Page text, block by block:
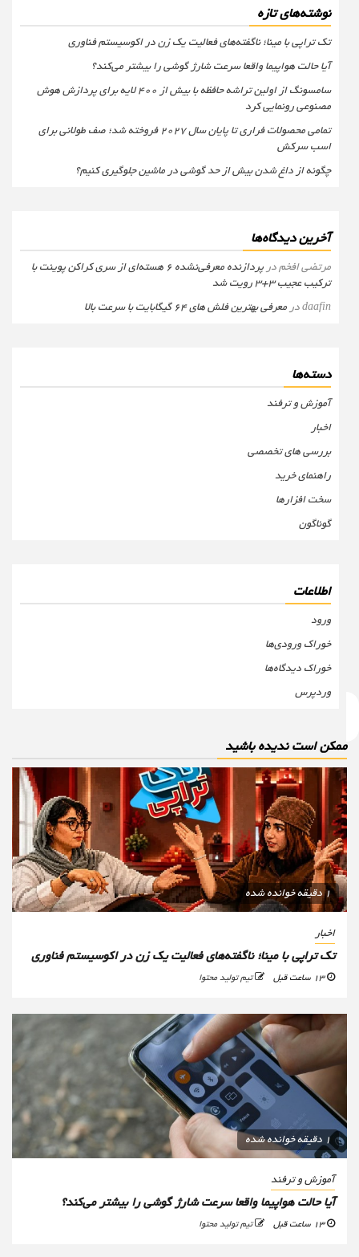
نوشته‌های تازه
تک تراپی با مینا؛ ناگفته‌های فعالیت یک زن در اکوسیستم فناوری
آیا حالت هواپیما واقعا سرعت شارژ گوشی را بیشتر می‌کند؟
سامسونگ از اولین تراشه حافظه با بیش از ۴۰۰ لایه برای پردازش هوش
مصنوعی رونمایی کرد
تمامی محصولات فراری تا پایان سال ۲۰۲۷ فروخته شد؛ صف طولانی برای
اسب سرکش
چگونه از داغ شدن بیش از حد گوشی در ماشین جلوگیری کنیم؟
آخرین دیدگاه‌ها
مرتضی افخمدر
پردازنده معرفی‌نشده 6 هسته‌ای از سری کراکن پوینت با
ترکیب عجیب 3+3 رویت شد
daafinدرمعرفی بهترین فلش های 64 گیگابایت با سرعت بالا
دسته‌ها
آموزش و ترفند
اخبار
بررسی های تخصصی
راهنمای خرید
سخت افزارها
گوناگون
اطلاعات
ورود
خوراک ورودی‌ها
خوراک دیدگاه‌ها
وردپرس
است ندیده باشید
1 دقیقه خوانده شده
اخبار
تک تراپی با مینا؛ ناگفته‌های فعالیت یک زن در اکوسیستم فناوری
تیم تولید محتوا
1 دقیقه خوانده شده
آموزش و ترفند
آیا حالت هواپیما واقعا سرعت شارژ گوشی را بیشتر می‌کند؟
تیم تولید محتوا